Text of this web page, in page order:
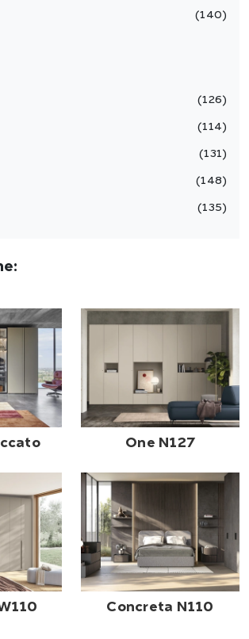
140
126
114
131
148
135
One N127
Concreta N110